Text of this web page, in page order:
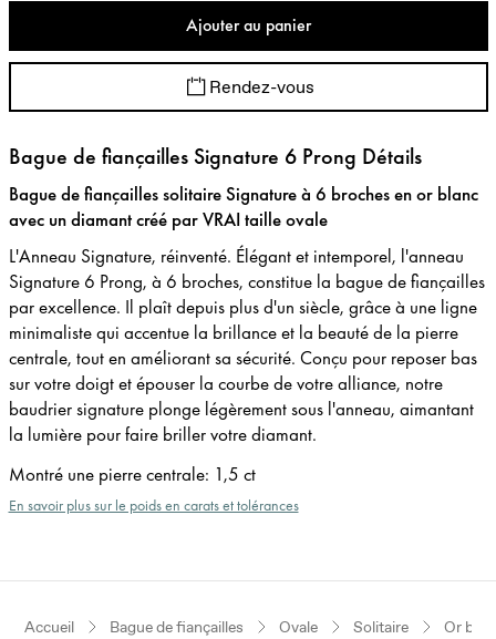
Ajouter au panier
Rendez-vous
Bague de fiançailles Signature 6 Prong Détails
Bague de fiançailles solitaire Signature à 6 broches en or blanc
avec un diamant créé par VRAI taille ovale
L'Anneau Signature, réinventé. Élégant et intemporel, l'anneau
Signature 6 Prong, à 6 broches, constitue la bague de fiançailles
par excellence. Il plaît depuis plus d'un siècle, grâce à une ligne
minimaliste qui accentue la brillance et la beauté de la pierre
centrale, tout en améliorant sa sécurité. Conçu pour reposer bas
sur votre doigt et épouser la courbe de votre alliance, notre
baudrier signature plonge légèrement sous l'anneau, aimantant
la lumière pour faire briller votre diamant.
Montré une pierre centrale: 1,5 ct
En savoir plus sur le poids en carats et tolérances
Accueil Bague de fiançailles Ovale Solitaire Or